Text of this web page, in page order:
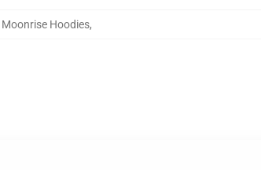
Moonrise Hoodies,